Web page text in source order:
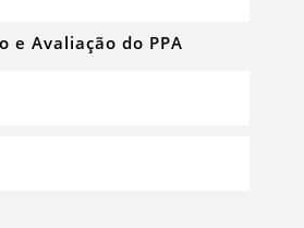
e Avaliação do PPA